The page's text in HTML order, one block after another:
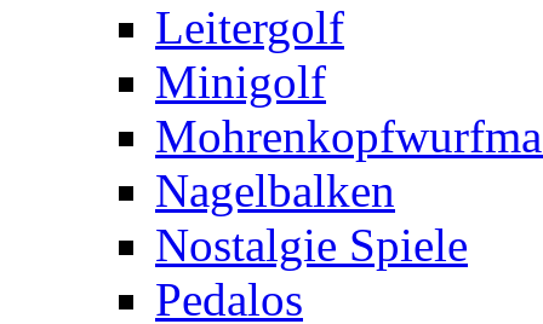
Leitergolf
Minigolf
Nagelbalken
Nostalgie Spiele
Pedalos